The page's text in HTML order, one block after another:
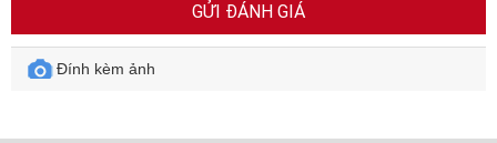
GỬI ĐÁNH GIÁ
Đính kèm ảnh